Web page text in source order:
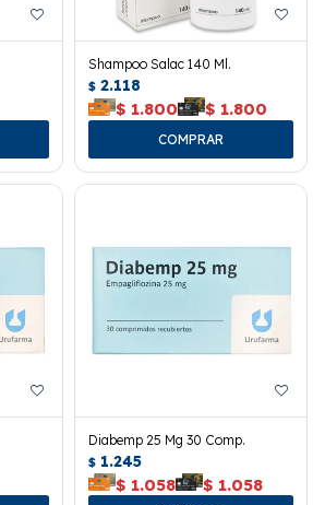
Shampoo Salac 140 Ml.
$ 2.118
$ 1.800 $ 1.800
Diabemp 25 Mg 30 Comp.
$ 1.245
$ 1.058 $ 1.058